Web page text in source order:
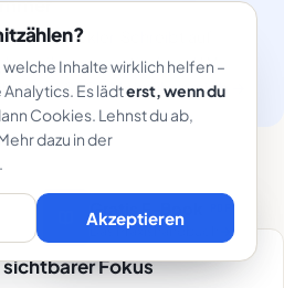
& Entwickler. Schreibt auf
über semantisches HTML,
und SEO. Mehr über mich →
Fokus
Gratis E-Book
Das Praxishandbuch
Inhalte wirklich helfen –
Es lädterst, wenn du
Cookies. Lehnst du ab,
dazu in der
.
Akzeptieren